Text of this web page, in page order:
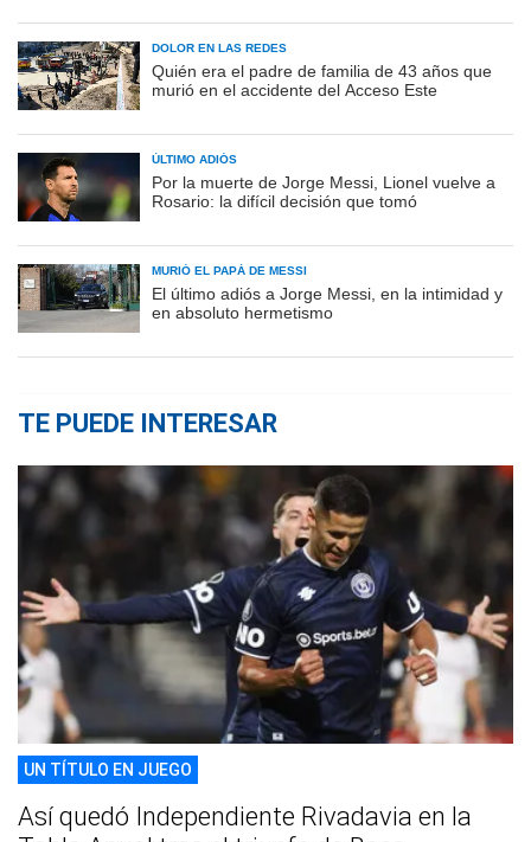
DOLOR EN LAS REDES
Quién era el padre de familia de 43 años que
murió en el accidente del Acceso Este
ÚLTIMO ADIÓS
Por la muerte de Jorge Messi, Lionel vuelve a
Rosario: la difícil decisión que tomó
MURIÓ EL PAPÁ DE MESSI
El último adiós a Jorge Messi, en la intimidad y
en absoluto hermetismo
TE PUEDE INTERESAR
UN TÍTULO EN JUEGO
Así quedó Independiente Rivadavia en la